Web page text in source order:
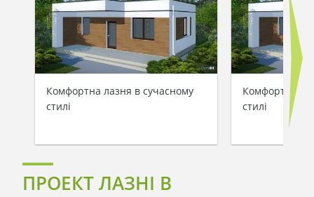
Комфортна лазня в сучасному
стилі
Комфортна
стилі
ПРОЕКТ ЛАЗНІ В